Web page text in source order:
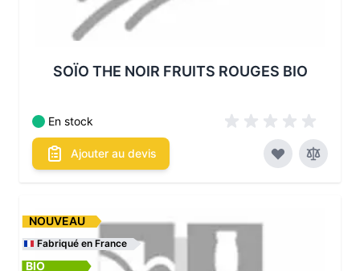
SOÏO THE NOIR FRUITS ROUGES BIO
En stock
Ajouter au devis
NOUVEAU
Fabriqué en France
BIO